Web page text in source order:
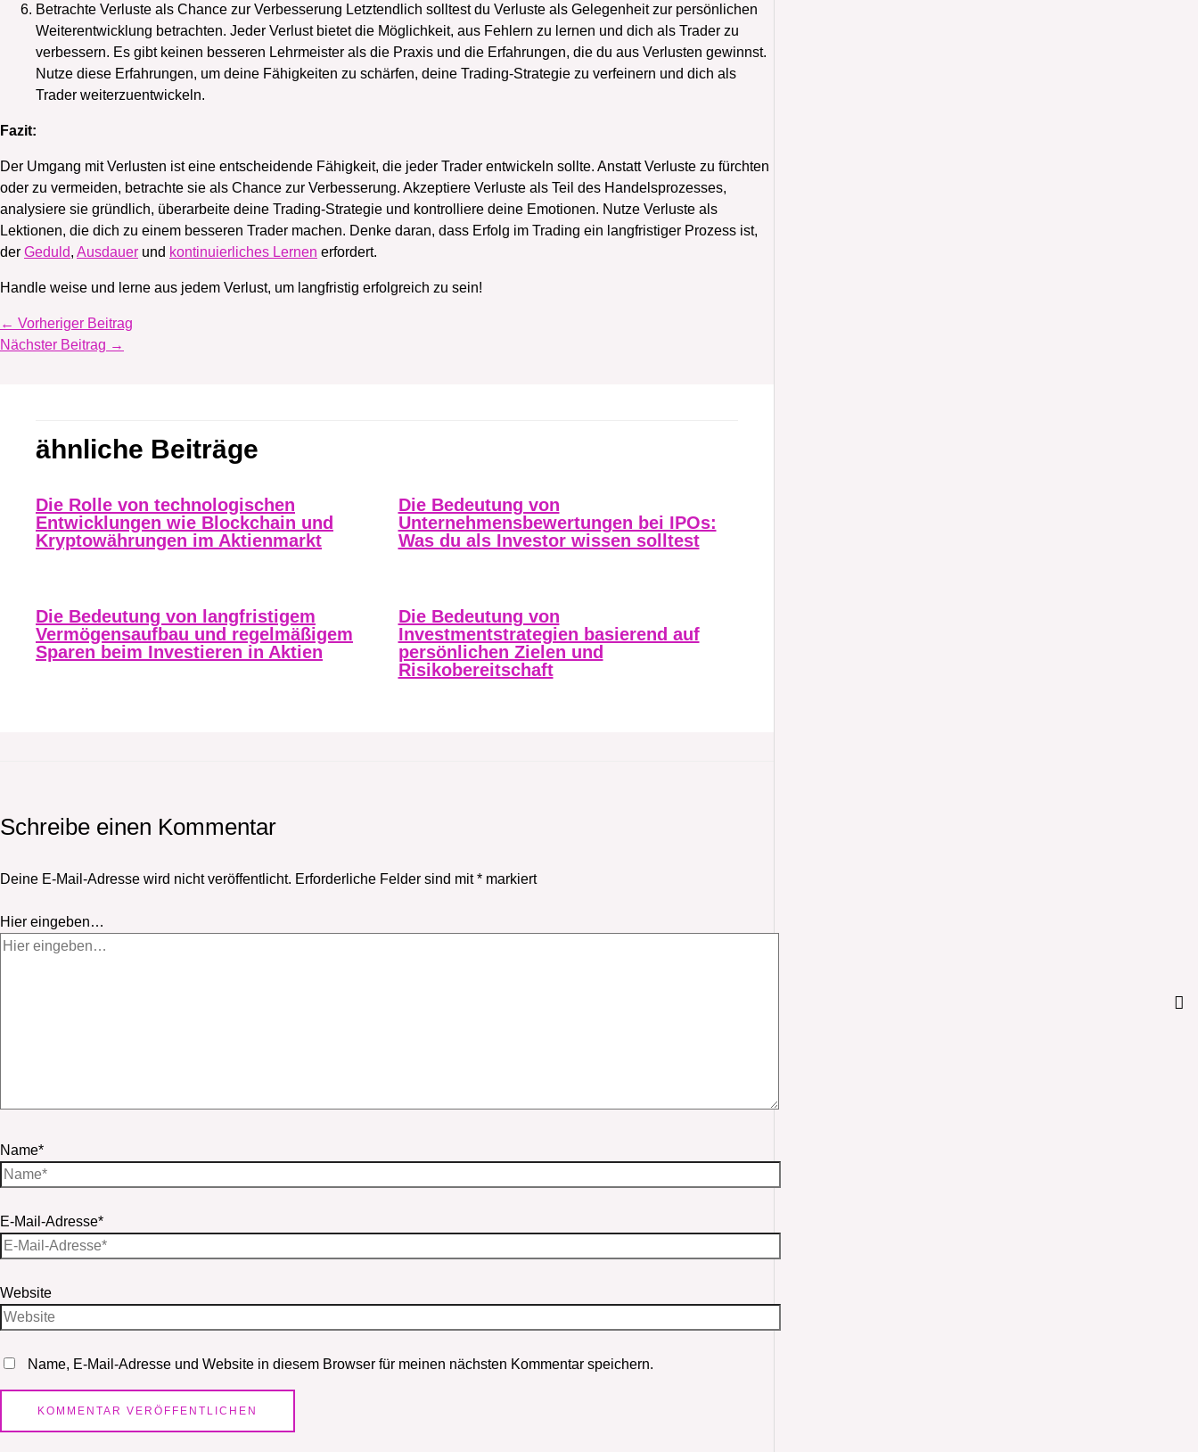
Betrachte Verluste als Chance zur Verbesserung Letztendlich solltest du Verluste als Gelegenheit zur persönlichen
Weiterentwicklung betrachten. Jeder Verlust bietet die Möglichkeit, aus Fehlern zu lernen und dich als Trader zu
verbessern. Es gibt keinen besseren Lehrmeister als die Praxis und die Erfahrungen, die du aus Verlusten gewinnst.
Nutze diese Erfahrungen, um deine Fähigkeiten zu schärfen, deine Trading-Strategie zu verfeinern und dich als
Trader weiterzuentwickeln.
Fazit:
Der Umgang mit Verlusten ist eine entscheidende Fähigkeit, die jeder Trader entwickeln sollte. Anstatt Verluste zu fürchten
oder zu vermeiden, betrachte sie als Chance zur Verbesserung. Akzeptiere Verluste als Teil des Handelsprozesses,
analysiere sie gründlich, überarbeite deine Trading-Strategie und kontrolliere deine Emotionen. Nutze Verluste als
Lektionen, die dich zu einem besseren Trader machen. Denke daran, dass Erfolg im Trading ein langfristiger Prozess ist,
der Geduld, Ausdauer und kontinuierliches Lernen erfordert.
Handle weise und lerne aus jedem Verlust, um langfristig erfolgreich zu sein!
← Vorheriger Beitrag
Nächster Beitrag →
ähnliche Beiträge
Die Rolle von technologischen
Entwicklungen wie Blockchain und
Kryptowährungen im Aktienmarkt
Die Bedeutung von
Unternehmensbewertungen bei IPOs:
Was du als Investor wissen solltest
Die Bedeutung von langfristigem
Vermögensaufbau und regelmäßigem
Sparen beim Investieren in Aktien
Die Bedeutung von
Investmentstrategien basierend auf
persönlichen Zielen und
Risikobereitschaft
Schreibe einen Kommentar
Deine E-Mail-Adresse wird nicht veröffentlicht. Erforderliche Felder sind mit* markiert
Hier eingeben…
Name*
E-Mail-Adresse*
Website
Name, E-Mail-Adresse und Website in diesem Browser für meinen nächsten Kommentar speichern.